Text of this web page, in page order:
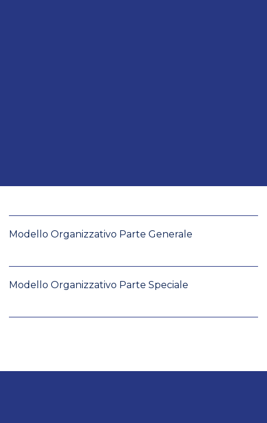
Modello Organizzativo Parte Generale
Modello Organizzativo Parte Speciale